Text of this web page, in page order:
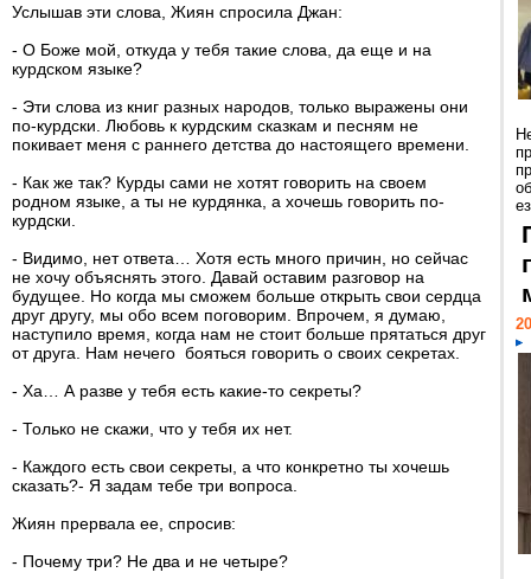
Услышав эти слова, Жиян спросила Джан:
- О Боже мой, откуда у тебя такие слова, да еще и на
курдском языке?
- Эти слова из книг разных народов, только выражены они
по-курдски. Любовь к курдским сказкам и песням не
покивает меня с раннего детства до настоящего времени.
- Как же так? Курды сами не хотят говорить на своем
родном языке, а ты не курдянка, а хочешь говорить по-
курдски.
- Видимо, нет ответа… Хотя есть много причин, но сейчас
не хочу объяснять этого. Давай оставим разговор на
будущее. Но когда мы сможем больше открыть свои сердца
друг другу, мы обо всем поговорим. Впрочем, я думаю,
наступило время, когда нам не стоит больше прятаться друг
от друга. Нам нечего бояться говорить о своих секретах.
- Ха… А разве у тебя есть какие-то секреты?
- Только не скажи, что у тебя их нет.
- Каждого есть свои секреты, а что конкретно ты хочешь
сказать?- Я задам тебе три вопроса.
Жиян прервала ее, спросив:
- Почему три? Не два и не четыре?